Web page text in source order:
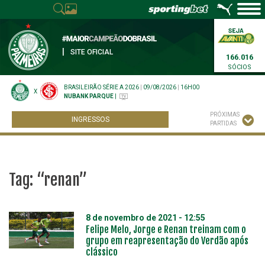
SITE OFICIAL
166.016
SÓCIOS
X
BRASILEIRÃO SÉRIE A 2026 09/08/2026
16H00
NUBANK PARQUE
INGRESSOS
PRÓXIMAS
PARTIDAS
Tag: “renan”
8 de novembro de 2021 - 12:55
Felipe Melo, Jorge e Renan treinam com o
grupo em reapresentação do Verdão após
clássico